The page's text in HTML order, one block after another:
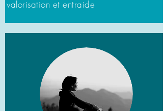
valorisation et entraide